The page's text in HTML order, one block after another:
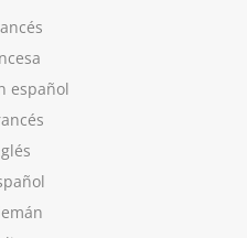
español